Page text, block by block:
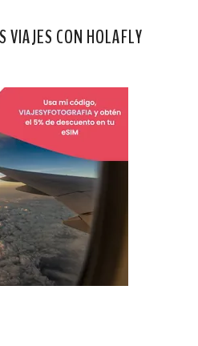
VIAJES CON HOLAFLY